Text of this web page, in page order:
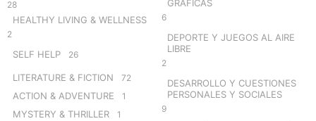
28
HEALTHY LIVING & WELLNESS
2
SELF HELP 26
LITERATURE & FICTION 72
ACTION & ADVENTURE 1
MYSTERY & THRILLER 1
GRÁFICAS
6
DEPORTE Y JUEGOS AL AIRE
LIBRE
2
DESARROLLO Y CUESTIONES
PERSONALES Y SOCIALES
9